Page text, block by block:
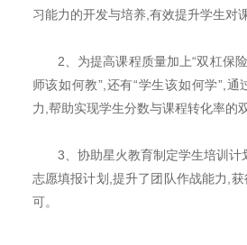
习能力的开发与培养,有效提升学生对
2、 为提高课程质量加上“双杠保
师该如何教”,还有“学生该如何学”,
力,帮助实现学生分数与课程转化率的
3、协助星火教育制定学生培训计
志愿填报计划,提升了团队作战能力,
可。